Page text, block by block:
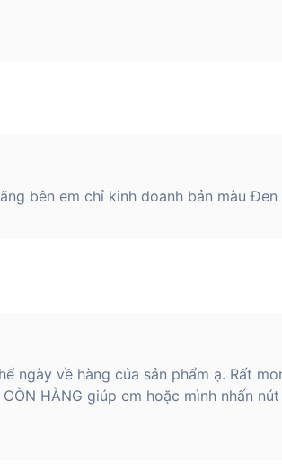
bên em chỉ kinh doanh bản màu Đen
ngày về hàng của sản phẩm ạ. Rất
HÀNG giúp em hoặc mình nhấn